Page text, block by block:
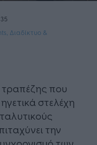
Διαδίκτυο &
που
στελέχη
την